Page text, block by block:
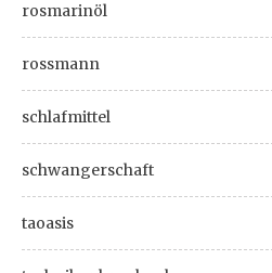
rosmarinöl
rossmann
schlafmittel
schwangerschaft
taoasis